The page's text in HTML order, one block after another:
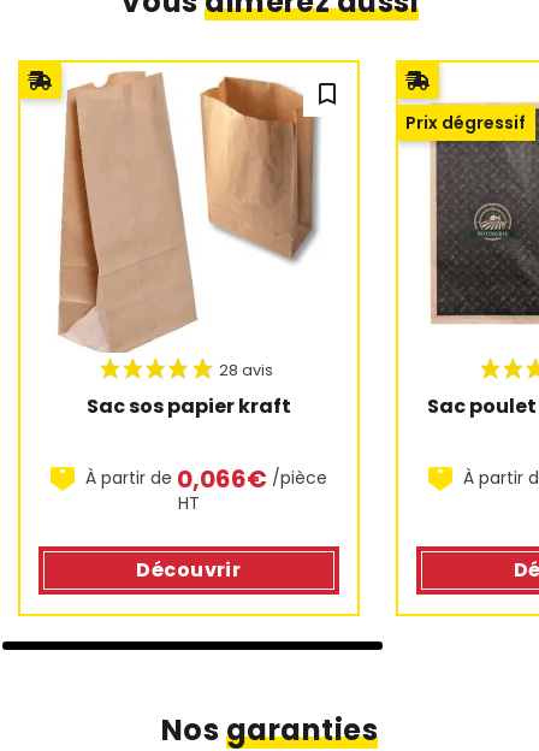
bookmark_outline
Sac sos papier kraft
À partir de 0,066€ /pièce
HT
Découvrir
Sac
À partir
Prix dégressif
Nosgaranties